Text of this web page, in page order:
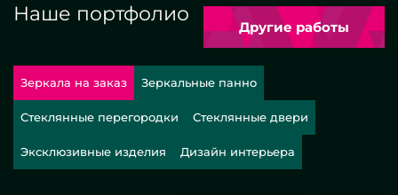
Наше портфолио
Другие работы
Зеркала на заказ Зеркальные панно
Стеклянные перегородки Стеклянные двери
Эксклюзивные изделия Дизайн интерьера